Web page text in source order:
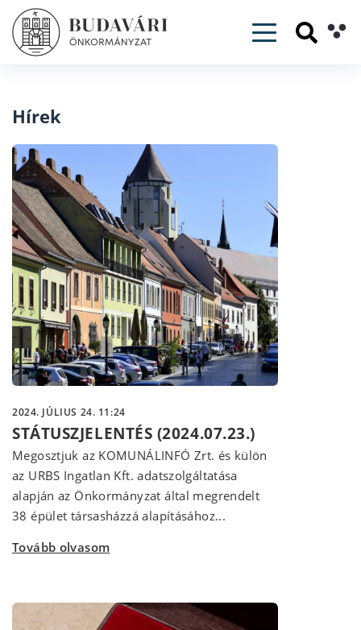
Toggle
Hírek
2024. JÚLIUS 24. 11:24
STÁTUSZJELENTÉS (2024.07.23.)
Megosztjuk az KOMUNÁLINFÓ Zrt. és külön
az URBS Ingatlan Kft. adatszolgáltatása
alapján az Önkormányzat által megrendelt
38 épület társasházzá alapításához...
Tovább olvasom